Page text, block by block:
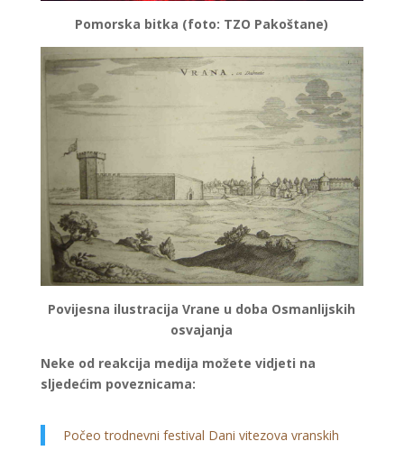
Pomorska bitka (foto: TZO Pakoštane)
Povijesna ilustracija Vrane u doba Osmanlijskih
osvajanja
Neke od reakcija medija možete vidjeti na
sljedećim poveznicama:
Počeo trodnevni festival Dani vitezova vranskih